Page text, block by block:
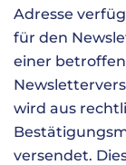
Adresse
für den
einer
wird aus
versendet.